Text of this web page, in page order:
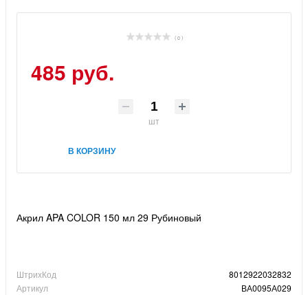
( 0 )
485 руб.
шт
В КОРЗИНУ
Акрил APA COLOR 150 мл 29 Рубиновый
ШтрихКод
8012922032832
Артикул
ВА0095А029